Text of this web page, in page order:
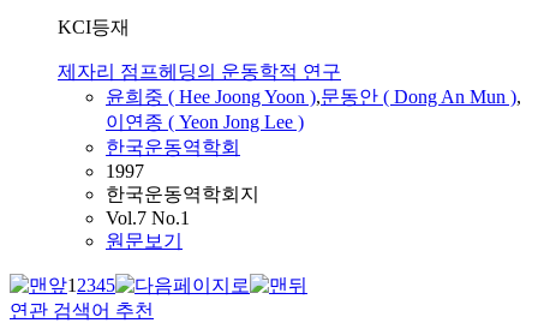
KCI등재
제자리 점프헤딩의 운동학적 연구
윤희중 ( Hee Joong Yoon ),문동안 ( Dong An Mun ),
이연종 ( Yeon Jong Lee )
한국운동역학회
1997
한국운동역학회지
Vol.7 No.1
원문보기
12345
연관 검색어 추천